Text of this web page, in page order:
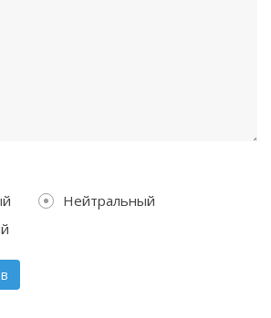
Нейтральный